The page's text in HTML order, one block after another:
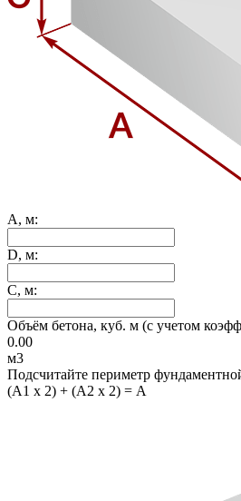
A, м:
D, м:
C, м:
Объём бетона, куб. м (с учетом
0.00
м3
Подсчитайте периметр
(A1 x 2) + (A2 x 2) = A